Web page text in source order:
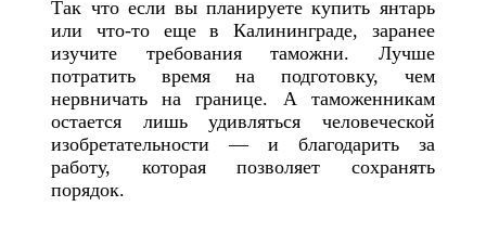
Так что если вы планируете купить янтарь
или что-то еще в Калининграде, заранее
изучите требования таможни. Лучше
потратить время на подготовку, чем
нервничать на границе. А таможенникам
остается лишь удивляться человеческой
изобретательности — и благодарить за
работу, которая позволяет сохранять
порядок.